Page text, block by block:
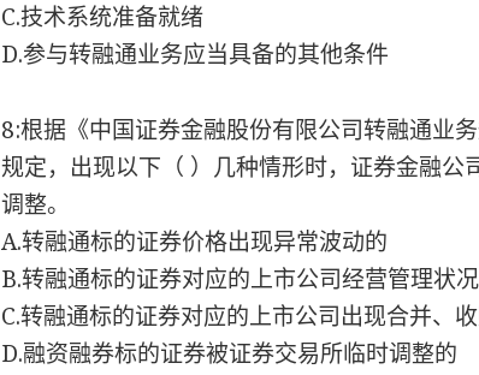
C.技术系统准备就绪
D.参与转融通业务应当具备的其他条件
8:根据《中国证券金融股份有限公司转融通业
规定，出现以下（ ）几种情形时，证券金融公
调整。
A.转融通标的证券价格出现异常波动的
B.转融通标的证券对应的上市公司经营管理状
C.转融通标的证券对应的上市公司出现合并、
D.融资融券标的证券被证券交易所临时调整的